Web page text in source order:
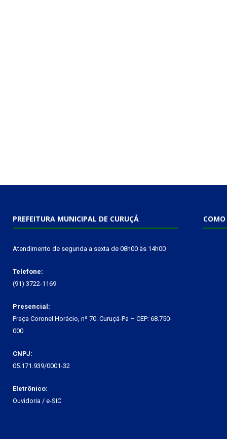
PREFEITURA MUNICIPAL DE CURUÇÁ
Atendimento de segunda a sexta de 08h00 às 14h00
Telefone:
(91) 3722-1169
Presencial:
Praça Coronel Horácio, nº 70. Curuçá-Pa – CEP: 68.750-
000
CNPJ:
05.171.939/0001-32
Eletrônico:
Ouvidoria / e-SIC
COMO